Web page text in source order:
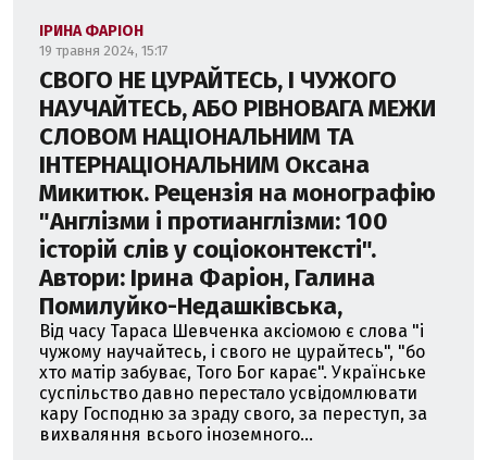
ІРИНА ФАРІОН
19 травня 2024, 15:17
СВОГО НЕ ЦУРАЙТЕСЬ, І ЧУЖОГО
НАУЧАЙТЕСЬ, АБО РІВНОВАГА МЕЖИ
СЛОВОМ НАЦІОНАЛЬНИМ ТА
ІНТЕРНАЦІОНАЛЬНИМ Оксана
Микитюк. Рецензія на монографію
"Англізми і протианглізми: 100
історій слів у соціоконтексті".
Автори: Ірина Фаріон, Галина
Помилуйко-Недашківська,
Від часу Тараса Шевченка аксіомою є слова "і
чужому научайтесь, і свого не цурайтесь", "бо
хто матір забуває, Того Бог карає". Українське
суспільство давно перестало усвідомлювати
кару Господню за зраду свого, за переступ, за
вихваляння всього іноземного...